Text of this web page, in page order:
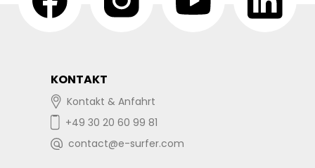
KONTAKT
Kontakt & Anfahrt
+49 30 20 60 99 81
contact@e-surfer.com